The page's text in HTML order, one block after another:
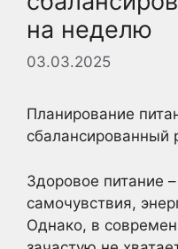
на неделю
03.03.2025
Планирование
сбалансированный
Здоровое питание
самочувствия,
Однако, в